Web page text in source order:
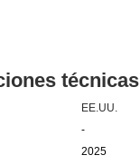
técnicas
EE.UU.
-
2025